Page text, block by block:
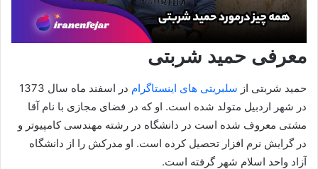
معرفی حمید شربتی
حمید شربتی از سلبریتی های اینستاگرام
در اسفند ماه سال 1373
در شهر اردبیل متولد شده است. او که در فضای مجازی با نام آقا
مشتی معروف شده است در دانشگاه در رشته مهندسی کامپیوتر و
در گرایش نرم افزار تحصیل کرده است. او مدرکش را از دانشگاه
آزاد واحد اسلام شهر گرفته است.